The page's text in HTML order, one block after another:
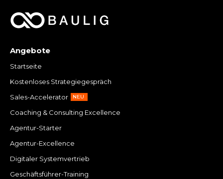
Angebote
Startseite
Kostenloses Strategiegespräch
Sales-Accelerator
NEU
Coaching & Consulting Excellence
Agentur-Starter
Agentur-Excellence
Digitaler Systemvertrieb
Geschäftsführer-Training